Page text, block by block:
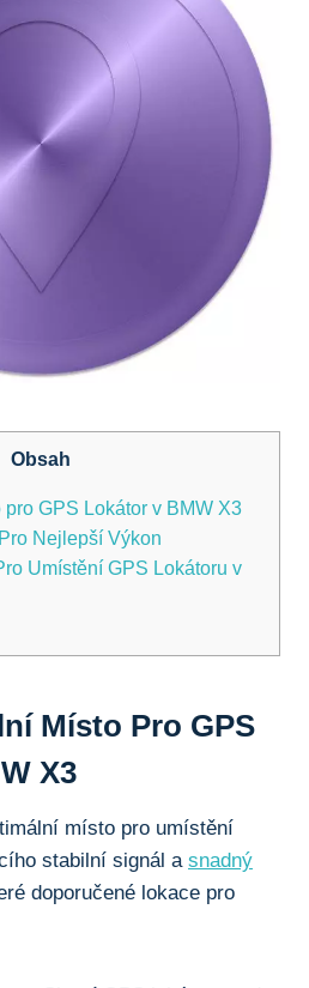
Obsah
GPS Lokátor v BMW X3
Nejlepší Výkon
Umístění GPS⁢ Lokátoru v
Místo Pro GPS
X3
místo⁣ pro umístění
stabilní signál a snadný
doporučené lokace‍ pro